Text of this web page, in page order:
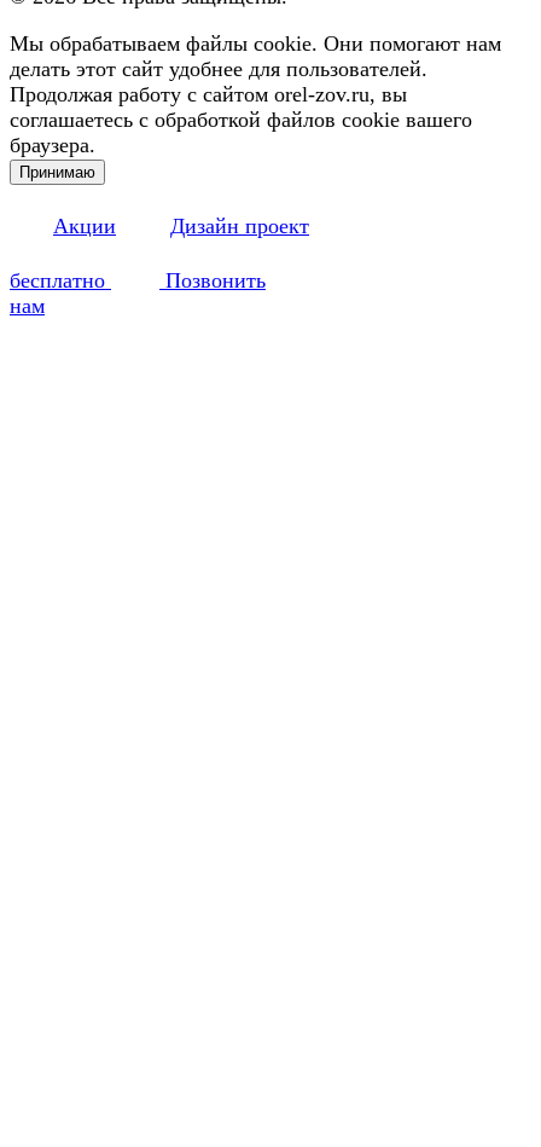
Мы обрабатываем файлы cookie. Они помогают нам
делать этот сайт удобнее для пользователей.
Продолжая работу с сайтом orel-zov.ru, вы
соглашаетесь с обработкой файлов cookie вашего
браузера.
Принимаю
Акции Дизайн проект
бесплатно
Позвонить
нам